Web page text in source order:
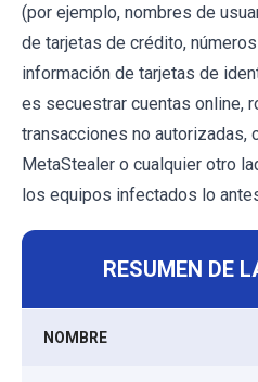
(por ejemplo, nombres de
de tarjetas de crédito,
información de tarjetas de
es secuestrar cuentas online,
transacciones no autorizadas,
MetaStealer o cualquier otro
los equipos infectados lo
RESUMEN DE
NOMBRE